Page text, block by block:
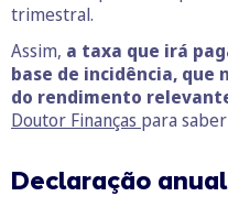
trimestral.
Assim, a taxa que irá
base de incidência, que
do rendimento
Doutor Finanças para
Declaração